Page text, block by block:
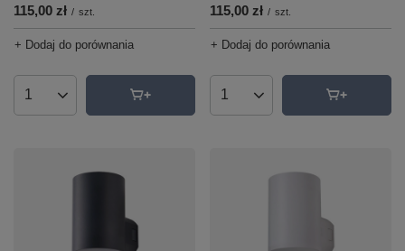
115,00 zł / szt.
+ Dodaj do porównania
Ilość produktów
115,00 zł / szt.
+ Dodaj do porównania
Ilość produktów